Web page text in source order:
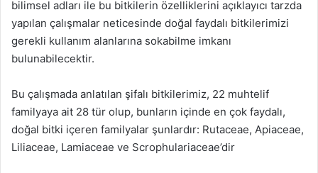
bilimsel adları ile bu bitkilerin özelliklerini açıklayıcı tarzda
yapılan çalışmalar neticesinde doğal faydalı bitkilerimizi
gerekli kullanım alanlarına sokabilme imkanı
bulunabilecektir.
Bu çalışmada anlatılan şifalı bitkilerimiz, 22 muhtelif
familyaya ait 28 tür olup, bunların içinde en çok faydalı,
doğal bitki içeren familyalar şunlardır: Rutaceae, Apiaceae,
Liliaceae, Lamiaceae ve Scrophulariaceae’dir